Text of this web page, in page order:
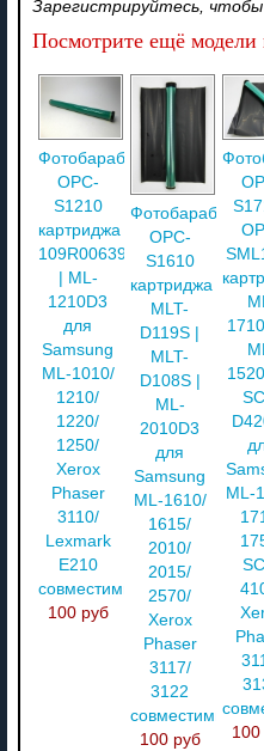
Зарегистрируйтесь,
Посмотрите ещё модели
Фотобарабан
OPC-
S1210
картриджа
109R00639
| ML-
1210D3
для
Samsung
ML-1010/
1210/
1220/
1250/
Xerox
Phaser
3110/
Lexmark
E210
совместимый
100 руб
Фотобарабан
OPC-
S1610
картриджа
MLT-
D119S |
MLT-
D108S |
ML-
2010D3
для
Samsung
ML-1610/
1615/
2010/
2015/
2570/
Xerox
Phaser
3117/
3122
совместимый
100 руб
ML-
100